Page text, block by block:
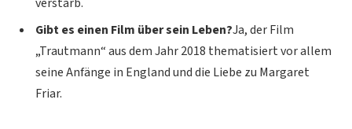
Gibt es einen Film über sein Leben?Ja, der Film
„Trautmann“ aus dem Jahr 2018 thematisiert vor allem
seine Anfänge in England und die Liebe zu Margaret
Friar.